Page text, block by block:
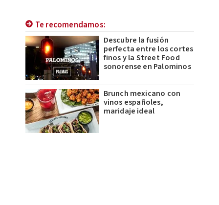
Te recomendamos:
Descubre la fusión
perfecta entre los cortes
finos y la Street Food
sonorense en Palominos
Brunch mexicano con
vinos españoles,
maridaje ideal